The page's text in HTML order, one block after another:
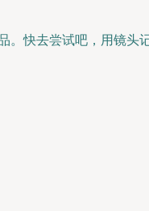
。快去尝试吧，用镜头